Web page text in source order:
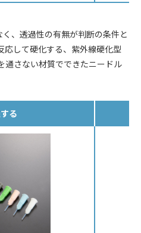
、透過性の有無が判断の条件と
応して硬化する、紫外線硬化型
通さない材質でできたニードル
る